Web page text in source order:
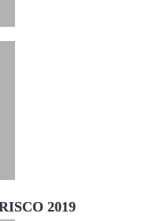
2019